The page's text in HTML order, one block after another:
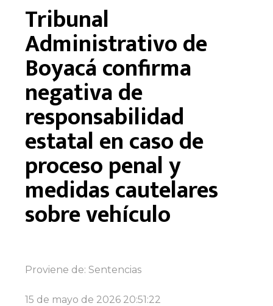
Tribunal
Administrativo de
Boyacá confirma
negativa de
responsabilidad
estatal en caso de
proceso penal y
medidas cautelares
sobre vehículo
Proviene de: Sentencias
15 de mayo de 2026 20:51:22